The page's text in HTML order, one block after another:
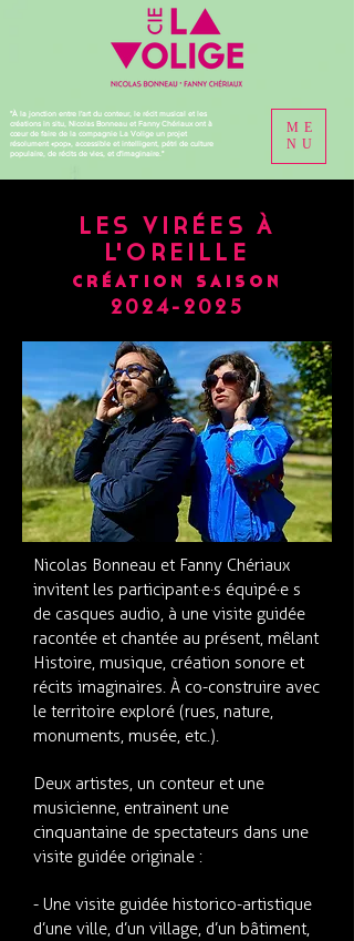
ME
NU
"À la jonction entre l'art du conteur, le récit musical et les
créations in situ, Nicolas Bonneau et Fanny Chériaux ont à
cœur de faire de la compagnie La Volige un projet
résolument «pop», accessible et intelligent, pétri de culture
populaire, de récits de vies, et d'imaginaire."
LES VIRÉES À
L'OREILLE
création saison
2024-2025
Nicolas Bonneau et Fanny Chériaux
invitent les participant·e·s équipé·e s
de casques audio, à une visite guidée
racontée et chantée au présent, mêlant
Histoire, musique, création sonore et
récits imaginaires. À co-construire avec
le territoire exploré (rues, nature,
monuments, musée, etc.).
Deux artistes, un conteur et une
musicienne, entrainent une
cinquantaine de spectateurs dans une
visite guidée originale :
- Une visite guidée historico-artistique
d’une ville, d’un village, d’un bâtiment,